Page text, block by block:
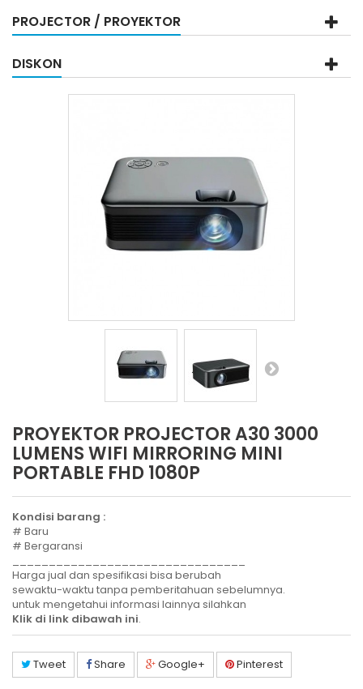
PROJECTOR / PROYEKTOR
DISKON
PROYEKTOR PROJECTOR A30 3000
LUMENS WIFI MIRRORING MINI
PORTABLE FHD 1080P
Kondisi barang :
# Baru
# Bergaransi
Harga jual dan spesifikasi bisa berubah
sewaktu-waktu tanpa pemberitahuan sebelumnya.
untuk mengetahui informasi lainnya silahkan
Klik di link dibawah ini.
Tweet Share Google+ Pinterest